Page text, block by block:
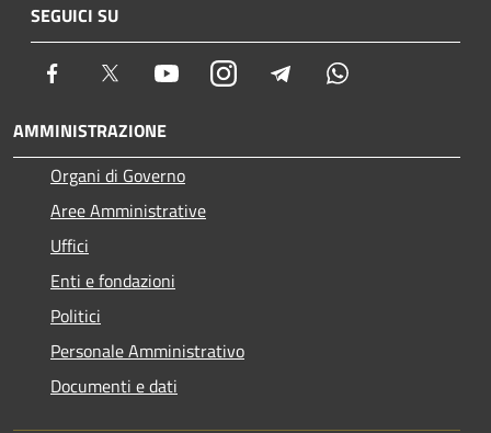
SEGUICI SU
Facebook Twitter YoutubeInstagram Telegram
AMMINISTRAZIONE
Organi di Governo
Aree Amministrative
Uffici
Enti e fondazioni
Politici
Personale Amministrativo
Documenti e dati